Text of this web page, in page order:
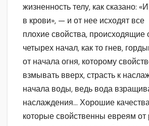
жизненность телу, как сказано:
в крови», — и от нее исходят все
плохие свойства, происходящие
четырех начал, как то гнев,
от начала огня, которому
взмывать вверх, страсть к
начала воды, ведь вода
наслаждения… Хорошие
которые свойственны евреям